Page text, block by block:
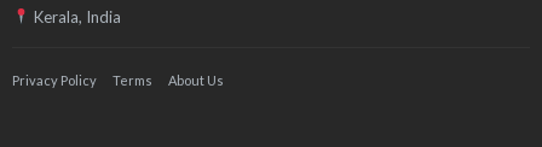
Kerala, India
Privacy Policy Terms About Us